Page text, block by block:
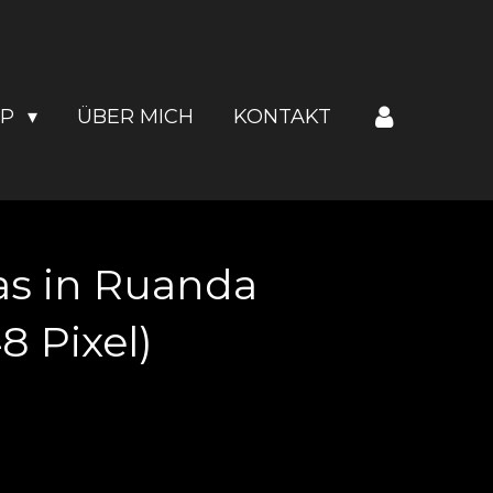
ÜBER MICH KONTAKT
in Ruanda
Pixel)